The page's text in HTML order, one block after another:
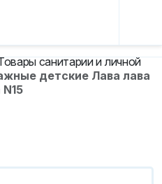
санитарии и личной
детские Лава лава